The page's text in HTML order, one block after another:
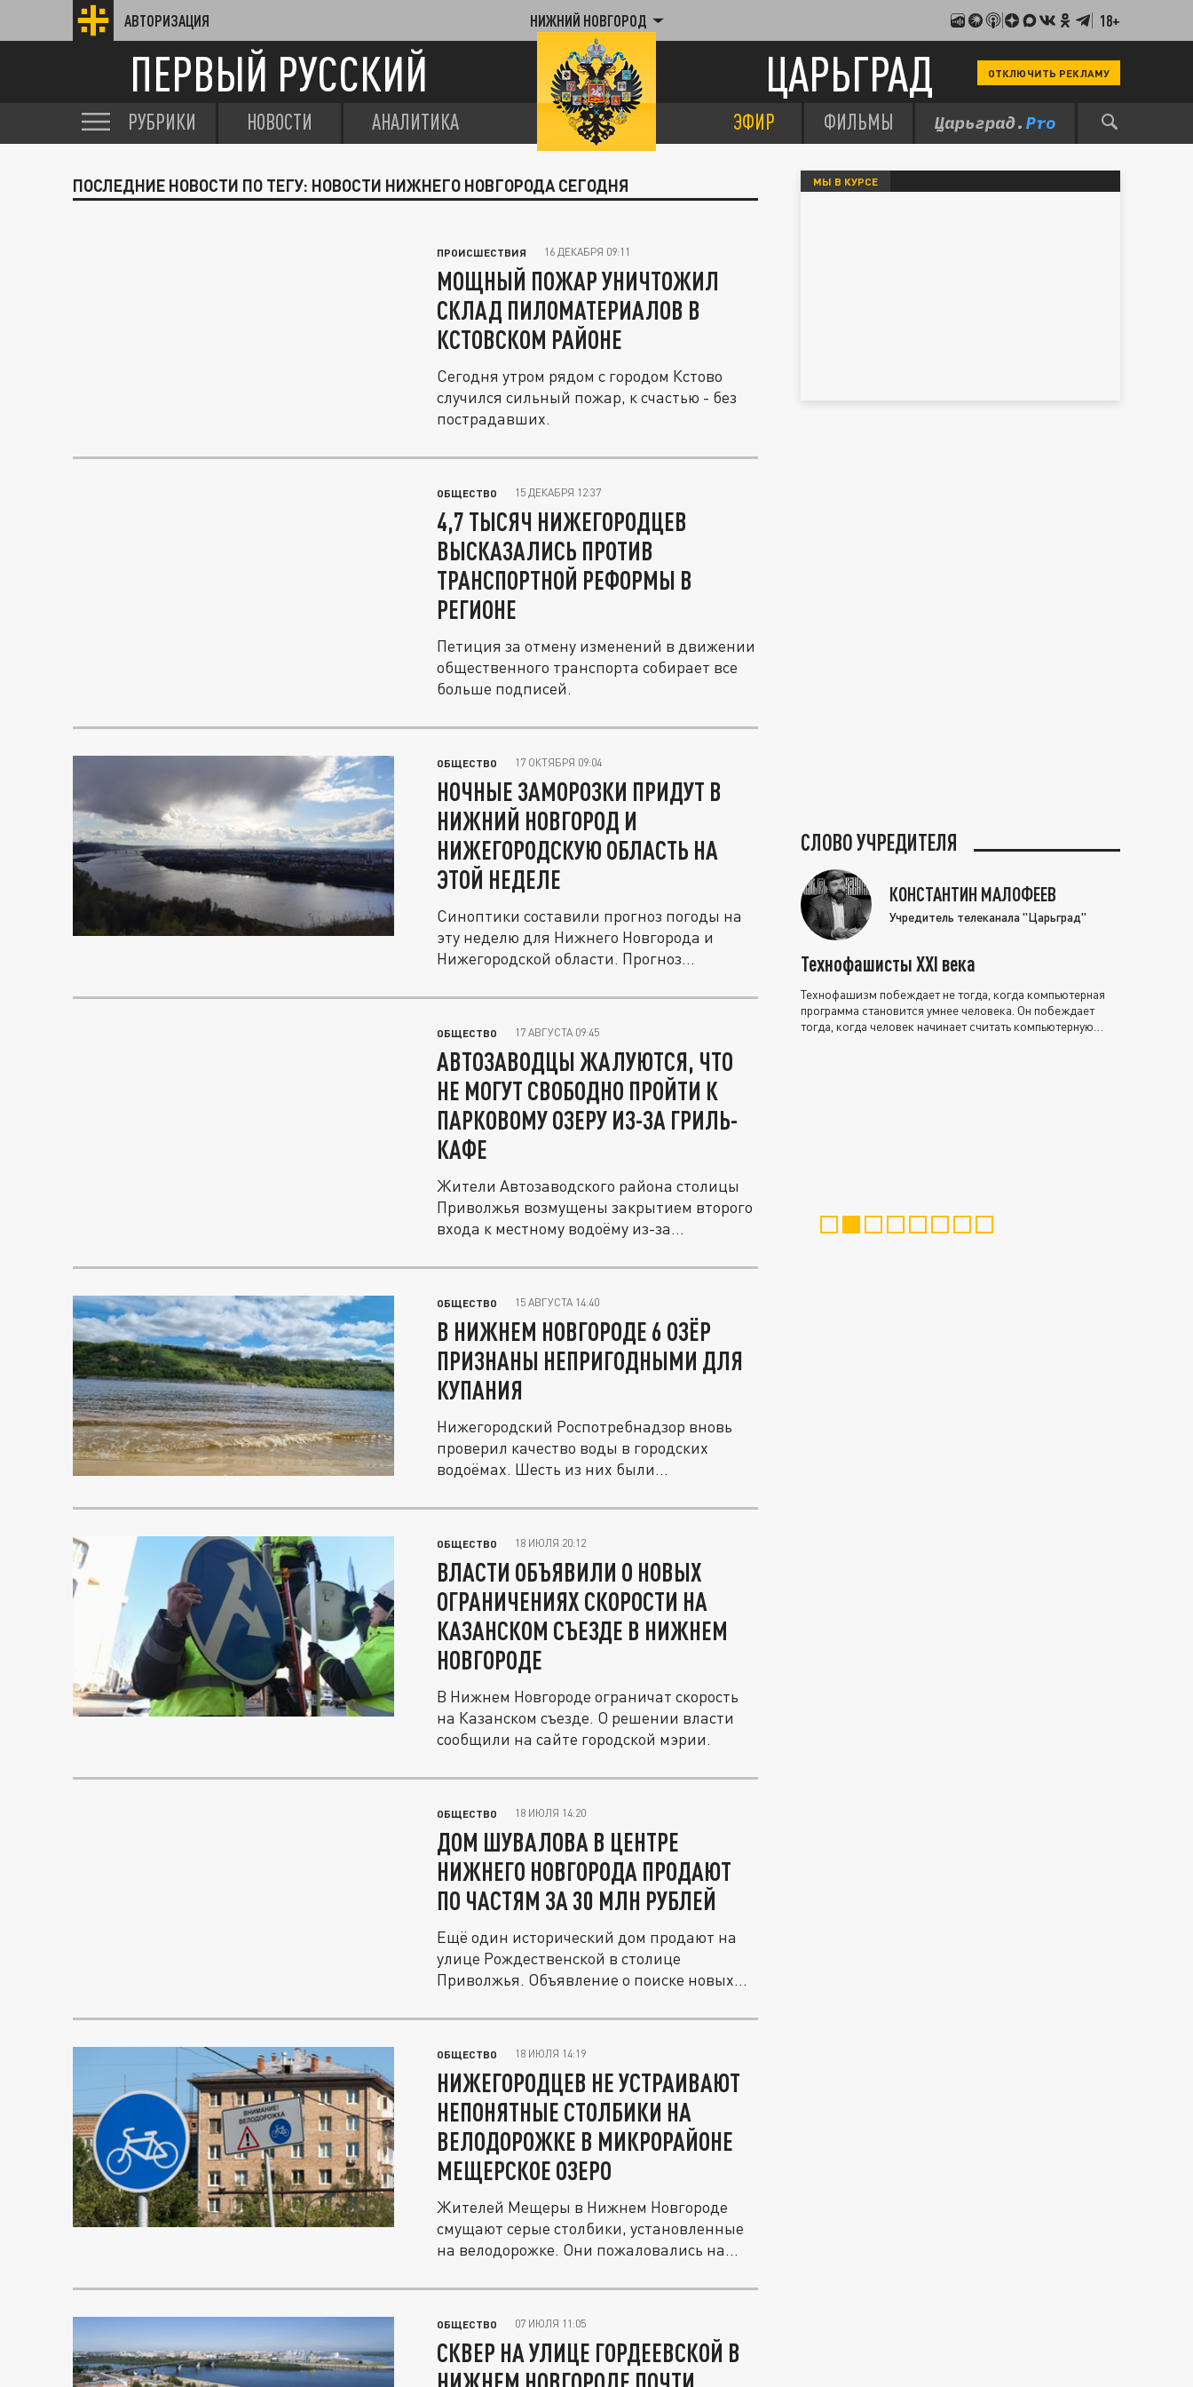
АВТОРИЗАЦИЯ НИЖНИЙ НОВГОРОД 18+
ПЕРВЫЙ РУССКИЙ ЦАРЬГРАД ОТКЛЮЧИТЬ РЕКЛАМУ
РУБРИКИ НОВОСТИ АНАЛИТИКА ЭФИР ФИЛЬМЫ
ПОСЛЕДНИЕ НОВОСТИ ПО ТЕГУ: НОВОСТИ НИЖНЕГО НОВГОРОДА СЕГОДНЯ
ПРОИСШЕСТВИЯ 16 ДЕКАБРЯ 09:11
МОЩНЫЙ ПОЖАР УНИЧТОЖИЛ
СКЛАД ПИЛОМАТЕРИАЛОВ В
КСТОВСКОМ РАЙОНЕ
Сегодня утром рядом с городом Кстово
случился сильный пожар, к счастью - без
пострадавших.
ОБЩЕСТВО 15 ДЕКАБРЯ 12:37
4,7 ТЫСЯЧ НИЖЕГОРОДЦЕВ
ВЫСКАЗАЛИСЬ ПРОТИВ
ТРАНСПОРТНОЙ РЕФОРМЫ В
РЕГИОНЕ
Петиция за отмену изменений в движении
общественного транспорта собирает все
больше подписей.
ОБЩЕСТВО 17 ОКТЯБРЯ 09:04
НОЧНЫЕ ЗАМОРОЗКИ ПРИДУТ В
НИЖНИЙ НОВГОРОД И
НИЖЕГОРОДСКУЮ ОБЛАСТЬ НА
ЭТОЙ НЕДЕЛЕ
Синоптики составили прогноз погоды на
эту неделю для Нижнего Новгорода и
Нижегородской области. Прогноз...
ОБЩЕСТВО 17 АВГУСТА 09:45
АВТОЗАВОДЦЫ ЖАЛУЮТСЯ, ЧТО
НЕ МОГУТ СВОБОДНО ПРОЙТИ К
ПАРКОВОМУ ОЗЕРУ ИЗ-ЗА ГРИЛЬ-
КАФЕ
Жители Автозаводского района столицы
Приволжья возмущены закрытием второго
входа к местному водоёму из-за...
ОБЩЕСТВО 15 АВГУСТА 14:40
В НИЖНЕМ НОВГОРОДЕ 6 ОЗЁР
ПРИЗНАНЫ НЕПРИГОДНЫМИ ДЛЯ
КУПАНИЯ
Нижегородский Роспотребнадзор вновь
проверил качество воды в городских
водоёмах. Шесть из них были...
ОБЩЕСТВО 18 ИЮЛЯ 20:12
ВЛАСТИ ОБЪЯВИЛИ О НОВЫХ
ОГРАНИЧЕНИЯХ СКОРОСТИ НА
КАЗАНСКОМ СЪЕЗДЕ В НИЖНЕМ
НОВГОРОДЕ
В Нижнем Новгороде ограничат скорость
на Казанском съезде. О решении власти
сообщили на сайте городской мэрии.
ОБЩЕСТВО 18 ИЮЛЯ 14:20
ДОМ ШУВАЛОВА В ЦЕНТРЕ
НИЖНЕГО НОВГОРОДА ПРОДАЮТ
ПО ЧАСТЯМ ЗА 30 МЛН РУБЛЕЙ
Ещё один исторический дом продают на
улице Рождественской в столице
Приволжья. Объявление о поиске новых...
ОБЩЕСТВО 18 ИЮЛЯ 14:19
НИЖЕГОРОДЦЕВ НЕ УСТРАИВАЮТ
НЕПОНЯТНЫЕ СТОЛБИКИ НА
ВЕЛОДОРОЖКЕ В МИКРОРАЙОНЕ
МЕЩЕРСКОЕ ОЗЕРО
Жителей Мещеры в Нижнем Новгороде
смущают серые столбики, установленные
на велодорожке. Они пожаловались на...
ОБЩЕСТВО 07 ИЮЛЯ 11:05
СКВЕР НА УЛИЦЕ ГОРДЕЕВСКОЙ В
МЫ В КУРСЕ
СЛОВО УЧРЕДИТЕЛЯ
КОНСТАНТИН МАЛОФЕЕВ
Учредитель телеканала "Царьград"
Технофашисты XXI века
Технофашизм побеждает не тогда, когда компьютерная
программа становится умнее человека. Он побеждает
тогда, когда человек начинает считать компьютерную